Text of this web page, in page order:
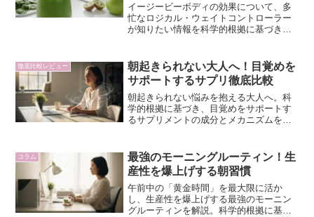
イージービーボディの効果について、多
忙なロジカル・ウェイトコントローラー
が知りたい情報を科学的根拠に基づき徹
密をご紹介。
徹底比較レビュー
朝起きられない大人へ！目覚めを
サポートするサプリ徹底比較
朝起きられない悩みを抱える大人へ。科
学的根拠に基づき、目覚めをサポートす
るサプリメントの成分とメカニズムを徹
から、あなたに最適な一品を見つけまし
ょう。
コラム
最強のモーニングルーティン！生
産性を爆上げする朝習慣
午前中の「黄金時間」を最大限に活か
し、生産性を爆上げする最強のモーニン
グルーティンを解説。科学的根拠に基づ